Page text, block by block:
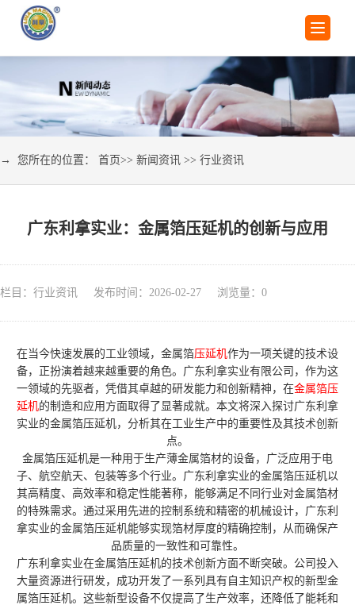
→ 您所在的位置： 首页>> 新闻资讯 >> 行业资讯
广东利拿实业：金属箔压延机的创新与应用
栏目：行业资讯 发布时间：2026-02-27 浏览量： 0
在当今快速发展的工业领域，金属箔压延机作为一项关键的技术设
备，正扮演着越来越重要的角色。广东利拿实业有限公司，作为这
一领域的先驱者，凭借其卓越的研发能力和创新精神，在金属箔压
延机的制造和应用方面取得了显著成就。本文将深入探讨广东利拿
实业的金属箔压延机，分析其在工业生产中的重要性及其技术创新
点。
金属箔压延机是一种用于生产薄金属箔材的设备，广泛应用于电
子、航空航天、包装等多个行业。广东利拿实业的金属箔压延机以
其高精度、高效率和稳定性能著称，能够满足不同行业对金属箔材
的特殊需求。通过采用先进的控制系统和精密的机械设计，广东利
拿实业的金属箔压延机能够实现箔材厚度的精确控制，从而确保产
品质量的一致性和可靠性。
广东利拿实业在金属箔压延机的技术创新方面不断突破。公司投入
大量资源进行研发，成功开发了一系列具有自主知识产权的新型金
属箔压延机。这些新型设备不仅提高了生产效率，还降低了能耗和